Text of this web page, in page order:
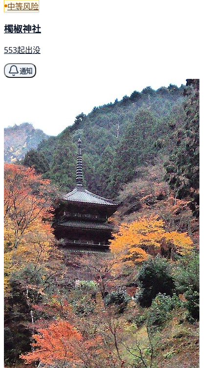
中等风险
㯮椒神社
553起出没
通知